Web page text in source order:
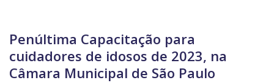
Penúltima Capacitação para
cuidadores de idosos de 2023, na
Câmara Municipal de São Paulo